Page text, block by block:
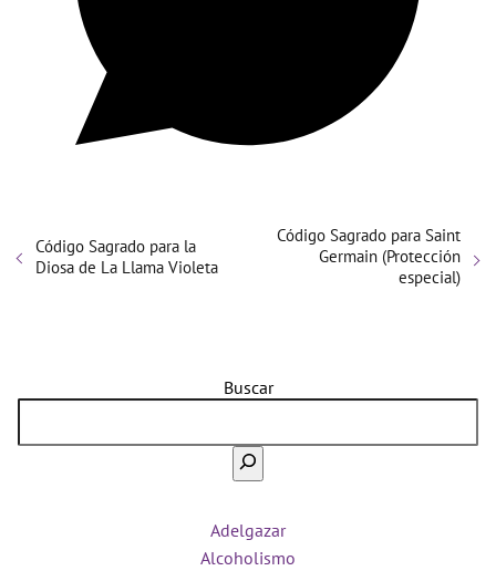
Código Sagrado para la
Diosa de La Llama Violeta
Código Sagrado para Saint
Germain (Protección
especial)
Buscar
Adelgazar
Alcoholismo